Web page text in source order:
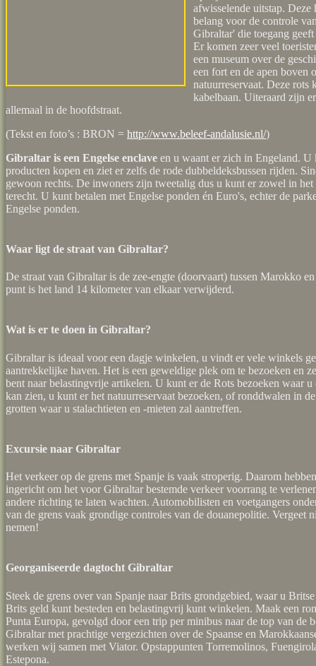
afwisselende uitstap. Deze
belang voor de controle
Gibraltar' die toegang
Er komen zeer veel
een museum over de
een fort en de apen boven
natuurreservaat. Deze rots
kabelbaan. Uiteraard zijn
allemaal in de hoofdstraat.
(Tekst en foto’s : BRON = http://www.beleef-andalusie.nl/)
Gibraltar is een Engelse enclave en u waant er zich in Engeland. U
producten kopen en ziet er zelfs de rode dubbeldeksbussen rijden.
gewoon rechts. De inwoners zijn tweetalig dus u kunt er zowel in het
terecht. U kunt betalen met Engelse ponden én Euro's, echter de
Engelse ponden.
Waar ligt de straat van Gibraltar?
De straat van Gibraltar is de zee-engte (doorvaart) tussen Marokko
punt is het land 14 kilometer van elkaar verwijderd.
Wat is er te doen in Gibraltar?
Gibraltar is ideaal voor een dagje winkelen, u vindt er vele winkels
aantrekkelijke haven. Het is een geweldige plek om te bezoeken en
bent naar belastingvrije artikelen. U kunt er de Rots bezoeken waar u
kan zien, u kunt er het natuurreservaat bezoeken, of ronddwalen in
grotten waar u stalachtieten en -mieten zal aantreffen.
Excursie naar Gibraltar
Het verkeer op de grens met Spanje is vaak stroperig. Daarom
ingericht om het voor Gibraltar bestemde verkeer voorrang te
andere richting te laten wachten. Automobilisten en voetgangers
van de grens vaak grondige controles van de douanepolitie. Vergeet
nemen!
Georganiseerde dagtocht Gibraltar
Steek de grens over van Spanje naar Brits grondgebied, waar u
Brits geld kunt besteden en belastingvrij kunt winkelen. Maak een
Punta Europa, gevolgd door een trip per minibus naar de top van de
Gibraltar met prachtige vergezichten over de Spaanse en
werken wij samen met Viator. Opstappunten Torremolinos,
Estepona.